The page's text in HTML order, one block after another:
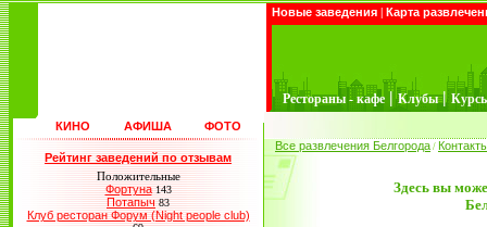
Новые заведения | Карта
Рестораны - кафе | Клубы |
КИНО АФИША ФОТО
Рейтинг заведений по отзывам
Положительные
Фортуна 143
Потапыч 83
Клуб ресторан Форум (Night people club)
Все развлечения Белгорода /
Здесь вы